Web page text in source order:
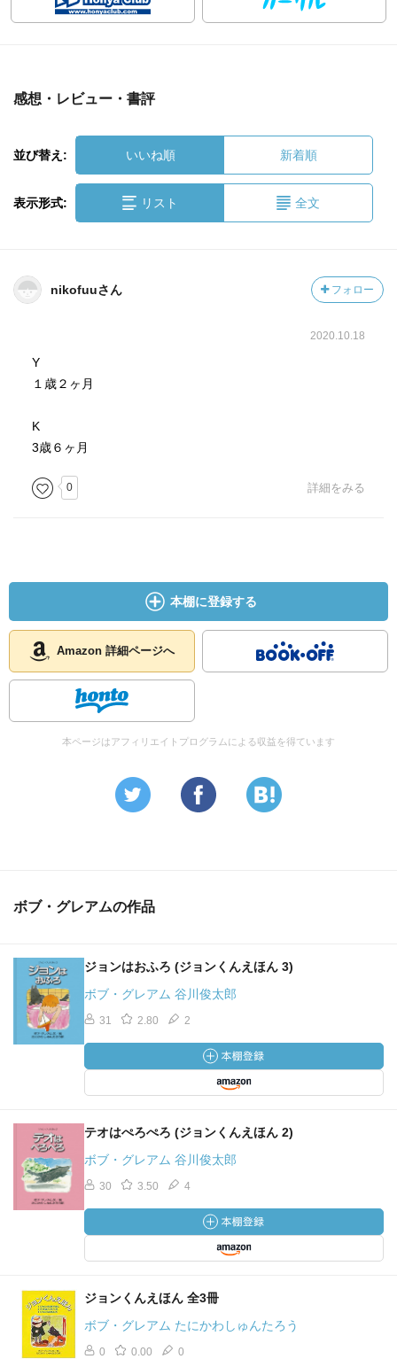
感想・レビュー・書評
並び替え: いいね順 新着順
表示形式: リスト 全文
nikofuuさん フォロー
2020.10.18
Y
１歳２ヶ月
K
3歳６ヶ月
0 詳細をみる
本棚に登録する
Amazon 詳細ページへ
本ページはアフィリエイトプログラムによる収益を得ています
ボブ・グレアムの作品
ジョンはおふろ (ジョンくんえほん 3)
ボブ・グレアム 谷川俊太郎
31 2.80 2
テオはぺろぺろ (ジョンくんえほん 2)
ボブ・グレアム 谷川俊太郎
30 3.50 4
ジョンくんえほん 全3冊
ボブ・グレアム たにかわしゅんたろう
0 0.00 0